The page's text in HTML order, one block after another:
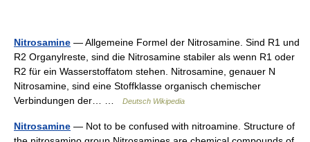
Nitrosamine — Allgemeine Formel der Nitrosamine. Sind R1 und
R2 Organylreste, sind die Nitrosamine stabiler als wenn R1 oder
R2 für ein Wasserstoffatom stehen. Nitrosamine, genauer N
Nitrosamine, sind eine Stoffklasse organisch chemischer
Verbindungen der… …
Deutsch Wikipedia
Nitrosamine — Not to be confused with nitroamine. Structure of